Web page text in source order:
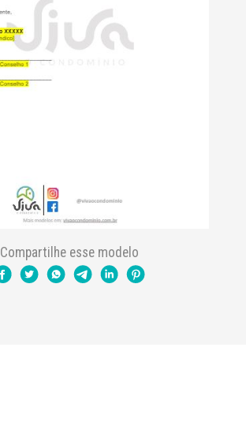
Compartilhe esse modelo